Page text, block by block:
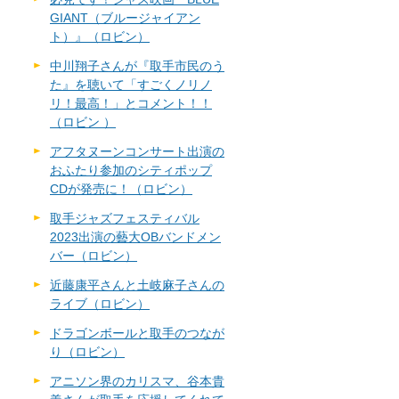
GIANT（ブルージャイアン
ト）』（ロビン）
中川翔子さんが『取手市民のう
た』を聴いて「すごくノリノ
リ！最高！」とコメント！！
（ロビン ）
アフタヌーンコンサート出演の
おふたり参加のシティポップ
CDが発売に！（ロビン）
取手ジャズフェスティバル
2023出演の藝大OBバンドメン
バー（ロビン）
近藤康平さんと土岐麻子さんの
ライブ（ロビン）
ドラゴンボールと取手のつなが
り（ロビン）
アニソン界のカリスマ、谷本貴